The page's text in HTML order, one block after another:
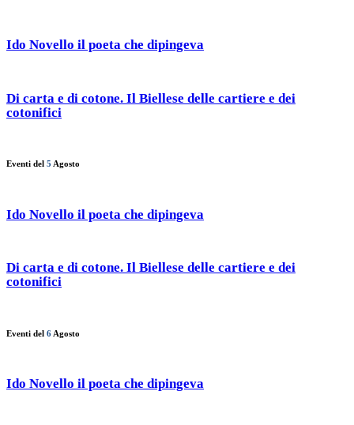
Ido Novello il poeta che dipingeva
Di carta e di cotone. Il Biellese delle cartiere e dei
cotonifici
Eventi del 5 Agosto
Ido Novello il poeta che dipingeva
Di carta e di cotone. Il Biellese delle cartiere e dei
cotonifici
Eventi del 6 Agosto
Ido Novello il poeta che dipingeva